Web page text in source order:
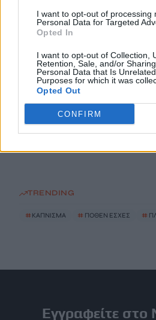
I want to opt-out of processing
Personal Data for Targeted
Opted In
I want to opt-out of Collection,
Retention, Sale, and/or
Personal Data that Is
Purposes for which it was
Opted Out
CONFIRM
κακοποίηση δύο ανήλικων μαθητών
7 Αυγούστου, 2026
Το Ελληνικό Μεσογειακό
τα Πρακτικά του Διεπιστημονικού Συνεδρίου «Ρένα
Κυριακού»
TRENDING
# ΚΑΠΝΙΣΜΑ # ΠΟΘΕΝ ΕΣΧΕΣ #
Εγγραφείτε